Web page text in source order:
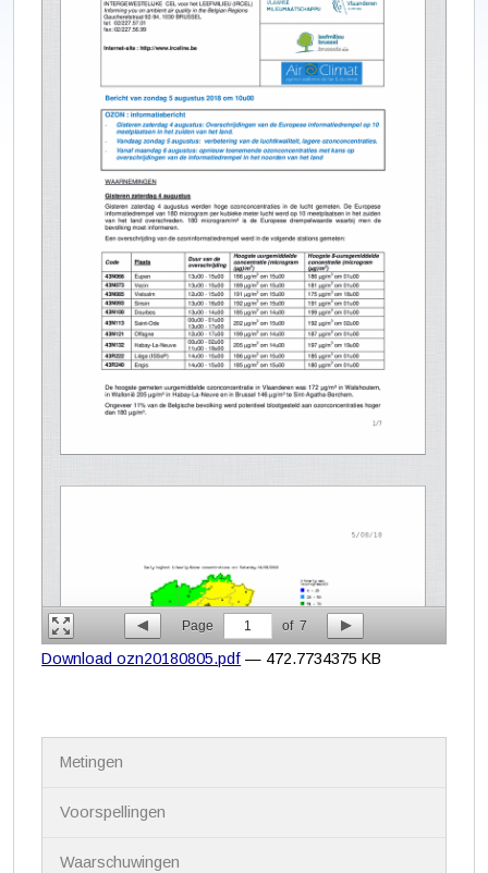
Page 1 of 7
Download ozn20180805.pdf — 472.7734375 KB
Metingen
Voorspellingen
Waarschuwingen